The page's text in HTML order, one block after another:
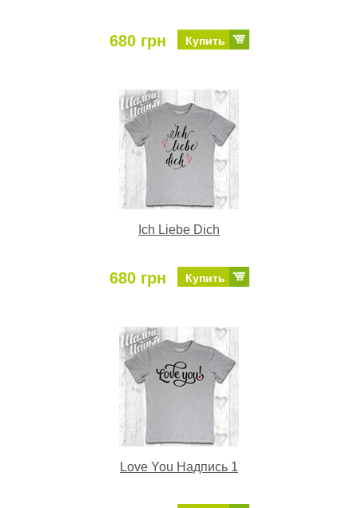
680 грн Купить
Ich Liebe Dich
680 грн Купить
Love You Надпись 1